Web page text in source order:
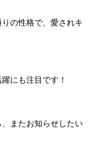
の性格で、愛されキ
にも注目です！
またお知らせしたい